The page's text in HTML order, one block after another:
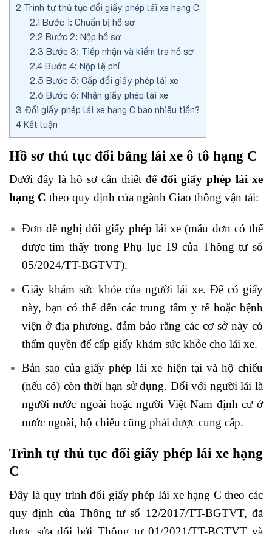
2 Trình tự thủ tục đổi giấy phép lái xe hạng C
2.1 Bước 1: Chuẩn bị hồ sơ
2.2 Bước 2: Nộp hồ sơ
2.3 Bước 3: Tiếp nhận và kiểm tra hồ sơ
2.4Bước 4: Nộp lệ phí
2.5 Bước 5: Cấp đổi giấy phép lái xe
2.6 Bước 6: Nhận giấy phép lái xe
3 Đổi giấy phép lái xe hạng C bao nhiêu tiền?
4 Kết luận
Hồ sơ thủ tục đổi bằng lái xe ô tô hạng C
Dưới đây là hồ sơ cần thiết để đổi giấy phép lái xe
hạng C theo quy định của ngành Giao thông vận tải:
Đơn đề nghị đổi giấy phép lái xe (mẫu đơn có thể
được tìm thấy trong Phụ lục 19 của Thông tư số
05/2024/TT-BGTVT).
Giấy khám sức khỏe của người lái xe. Để có giấy
này, bạn có thể đến các trung tâm y tế hoặc bệnh
viện ở địa phương, đảm bảo rằng các cơ sở này có
thẩm quyền để cấp giấy khám sức khỏe cho lái xe.
Bản sao của giấy phép lái xe hiện tại và hộ chiếu
(nếu có) còn thời hạn sử dụng. Đối với người lái là
người nước ngoài hoặc người Việt Nam định cư ở
nước ngoài, hộ chiếu cũng phải được cung cấp.
Trình tự thủ tục đổi giấy phép lái xe hạng
C
Đây là quy trình đổi giấy phép lái xe hạng C theo các
quy định của Thông tư số 12/2017/TT-BGTVT, đã
được sửa đổi bởi Thông tư 01/2021/TT-BGTVT và